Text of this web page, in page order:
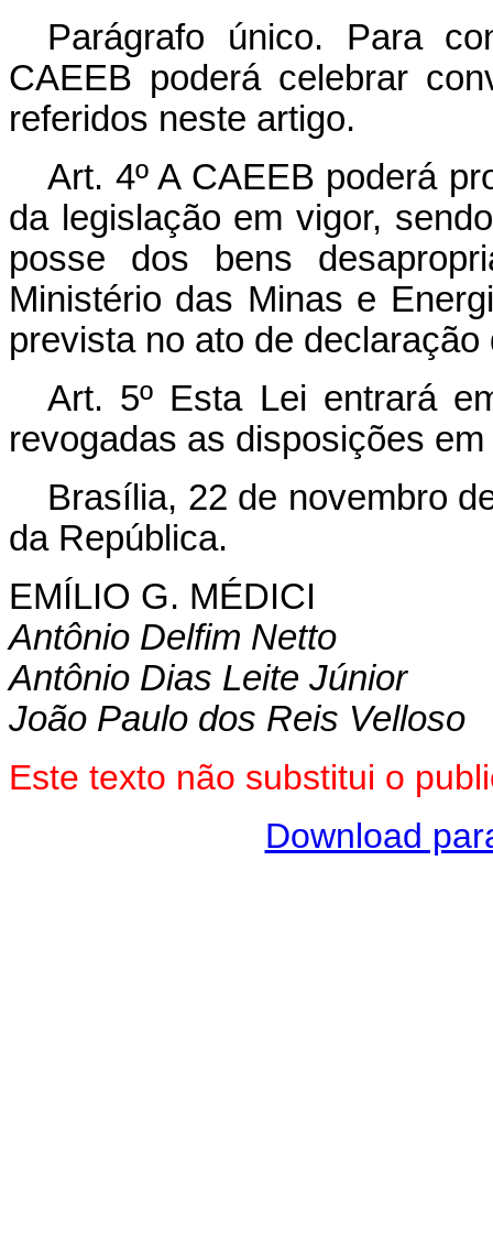
Parágrafo único. Para
CAEEB poderá celebrar
referidos neste artigo.
Art. 4º A CAEEB poderá
da legislação em vigor,
posse dos bens
Ministério das Minas e
prevista no ato de
Art. 5º Esta Lei entrará
revogadas as disposições
Brasília, 22 de novembro
da República.
EMÍLIO G. MÉDICI
Antônio Delfim Netto
Antônio Dias Leite Júnior
João Paulo dos Reis Velloso
Este texto não substitui o
Download